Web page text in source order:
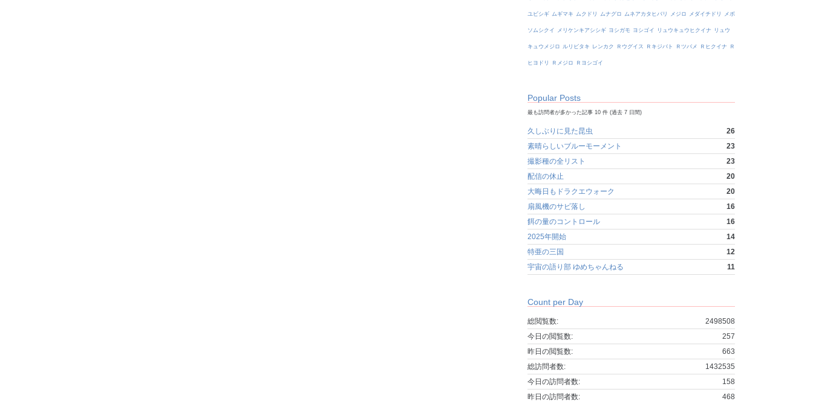
ユビシギ ムギマキ ムクドリ ムナグロ ムネアカタヒバリ メジロ メダイチドリ メボ
ソムシクイ メリケンキアシシギ ヨシガモ ヨシゴイ リュウキュウヒクイナ リュウ
キュウメジロ ルリビタキ レンカク Ｒウグイス Ｒキジバト Ｒツバメ Ｒヒクイナ Ｒ
ヒヨドリ Ｒメジロ Ｒヨシゴイ
Popular Posts
最も訪問者が多かった記事 10 件 (過去 7 日間)
久しぶりに見た昆虫
26
素晴らしいブルーモーメント
23
撮影種の全リスト
23
配信の休止
20
大晦日もドラクエウォーク
20
扇風機のサビ落し
16
餌の量のコントロール
16
2025年開始
14
特亜の三国
12
宇宙の語り部 ゆめちゃんねる
11
Count per Day
2498508
総閲覧数:
257
今日の閲覧数:
663
昨日の閲覧数:
1432535
総訪問者数:
158
今日の訪問者数:
468
昨日の訪問者数: